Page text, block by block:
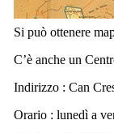
Si può ottenere
C’è anche un
Indirizzo : Can
Orario : lunedì a